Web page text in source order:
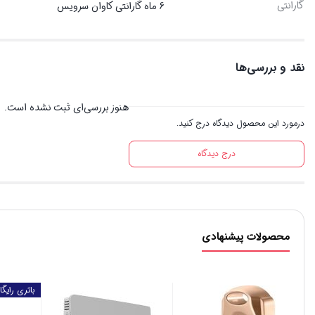
گارانتی 6 ماه گارانتی کاوان سرویس
نقد و بررسی‌ها
درمورد این محصول دیدگاه درج کنید.
درج دیدگاه
هنوز بررسی‌ای ثبت نشده است.
محصولات پیشنهادی
باتری